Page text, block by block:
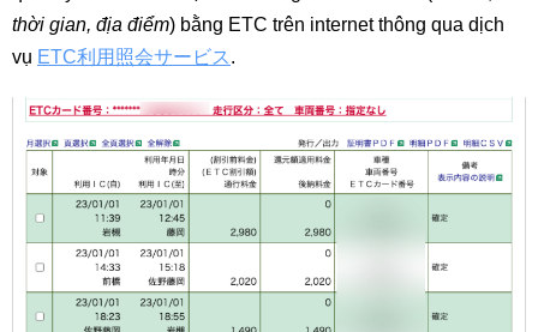
thời gian, địa điểm) bằng ETC trên internet thông qua dịch
vụ ETC利用照会サービス .